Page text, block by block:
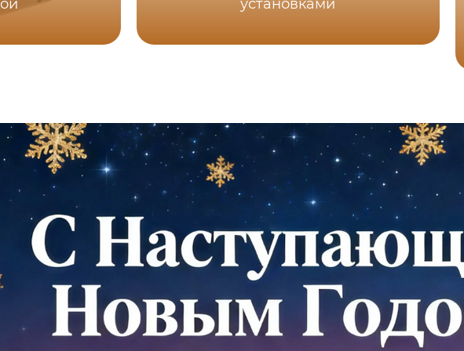
установками